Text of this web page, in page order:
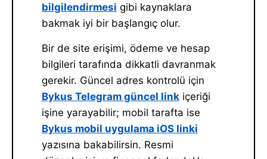
bilgilendirmesi gibi kaynaklara
bakmak iyi bir başlangıç olur.
Bir de site erişimi, ödeme ve hesap
bilgileri tarafında dikkatli davranmak
gerekir. Güncel adres kontrolü için
Bykus Telegram güncel linkiçeriği
işine yarayabilir; mobil tarafta ise
Bykus mobil uygulama iOS linki
yazısına bakabilirsin. Resmi